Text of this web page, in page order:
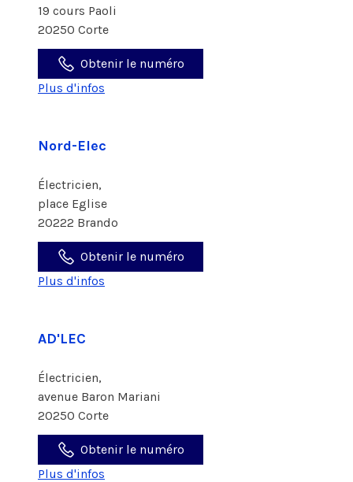
19 cours Paoli
20250 Corte
Obtenir le numéro
Plus d'infos
Nord-Elec
Électricien,
place Eglise
20222 Brando
Obtenir le numéro
Plus d'infos
AD'LEC
Électricien,
avenue Baron Mariani
20250 Corte
Obtenir le numéro
Plus d'infos